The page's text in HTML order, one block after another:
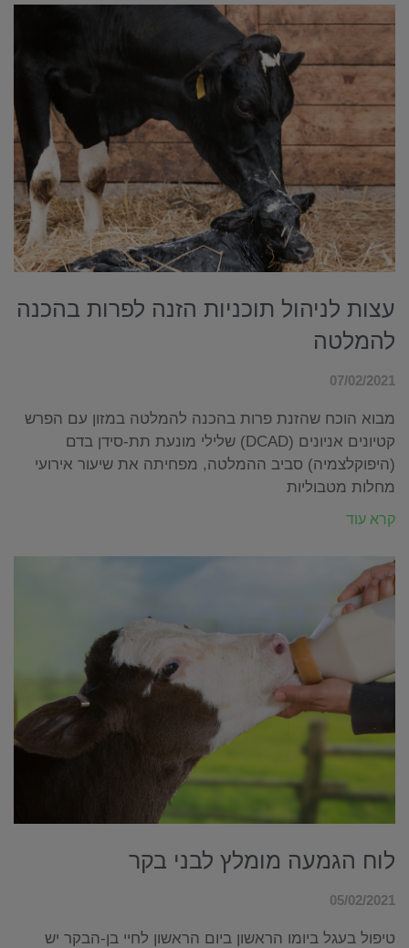
עצות לניהול תוכניות הזנה לפרות בהכנה
להמלטה
07/02/2021
מבוא הוכח שהזנת פרות בהכנה להמלטה במזון עם הפרש
קטיונים אניונים (DCAD) שלילי מונעת תת-סידן בדם
(היפוקלצמיה) סביב ההמלטה, מפחיתה את שיעור אירועי
מחלות מטבוליות
קרא עוד
לוח הגמעה מומלץ לבני בקר
05/02/2021
טיפול בעגל ביומו הראשון ביום הראשון לחיי בן-הבקר יש